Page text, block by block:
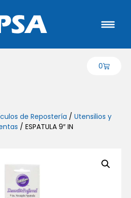
0
de Repostería / Utensilios y
/ ESPATULA 9″ IN